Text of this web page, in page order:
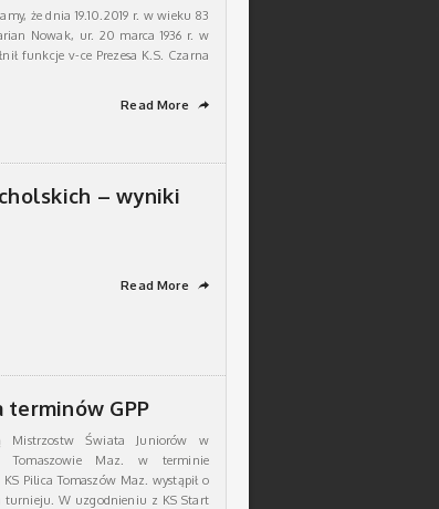
że dnia 19.10.2019 r. w wieku 83
Nowak, ur. 20 marca 1936 r. w
funkcje v-ce Prezesa K.S. Czarna
Read More
➦
– wyniki
Read More
➦
terminów GPP
Świata Juniorów w
Maz. w terminie
Pilica Tomaszów Maz. wystąpił o
W uzgodnieniu z KS Start